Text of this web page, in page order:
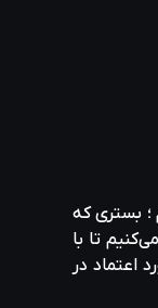
؛ بستری که
تا با
اعتماد در